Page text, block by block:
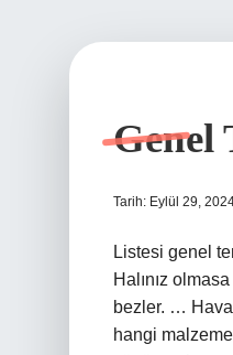
Genel
Tarih: Eylül 29,
Listesi genel
Halınız
bezler. …
hangi